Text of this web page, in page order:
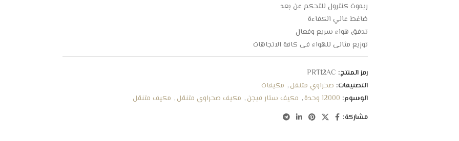
ريموت كنترول للتحكم عن بعد
ضاغط عالي الكفاءة
تدفق هواء سريع وفعال
توزيع مثالي للهواء في كافة الاتجاهات
مزود بعجلات متينة لتسهيل الحركة
يغطي مساحة 20 متر مربع
تصميم أنيق وجذاب مناسب للجميع
فلتر مضاد للغبار والبكتيريا
خرطوم لسهولة خروج الهواء
رمز المنتج: PRT12AC
التصنيفات: صحراوي متنقل, مكيفات
الوسوم: 12000 وحدة , مكيف ستار فيجن, مكيف صحراوي متنقل, مكيف متنقل
مشاركة: